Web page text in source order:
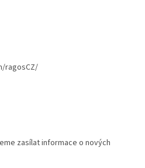
ragosCZ/
zasílat informace o nových